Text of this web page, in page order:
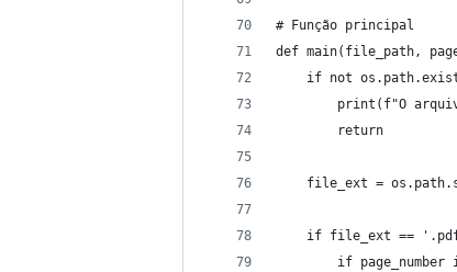
# Função principal
def main(file_path,
if not
print(f"O
        return
file_ext =
if file_ext ==
if page_number